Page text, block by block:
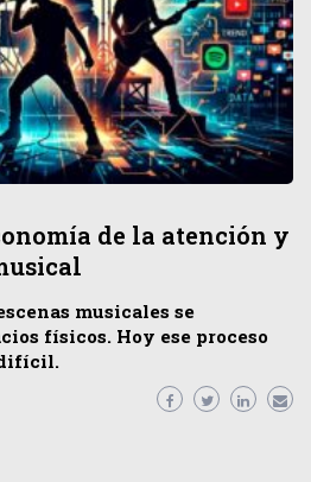
de la atención y
musicales se
físicos. Hoy ese proceso
difícil.